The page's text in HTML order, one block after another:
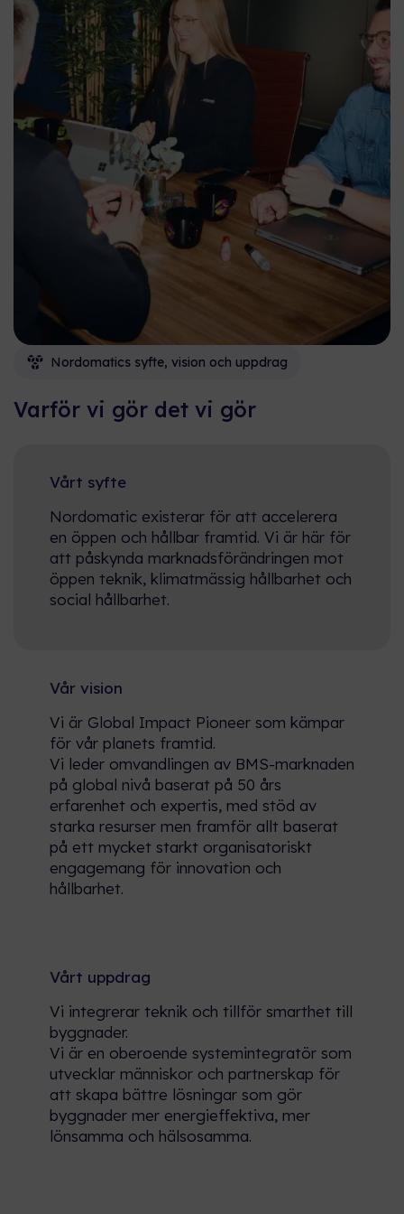
Nordomatics syfte, vision och uppdrag
Varför vi gör det vi gör
Vårt syfte
Nordomatic existerar för att accelerera
en öppen och hållbar framtid. Vi är här för
att påskynda marknadsförändringen mot
öppen teknik, klimatmässig hållbarhet och
social hållbarhet.
Vår vision
Vi är Global Impact Pioneer som kämpar
för vår planets framtid.
Vi leder omvandlingen av BMS-marknaden
på global nivå baserat på 50 års
erfarenhet och expertis, med stöd av
starka resurser men framför allt baserat
på ett mycket starkt organisatoriskt
engagemang för innovation och
hållbarhet.
Vårt uppdrag
Vi integrerar teknik och tillför smarthet till
byggnader.
Vi är en oberoende systemintegratör som
utvecklar människor och partnerskap för
att skapa bättre lösningar som gör
byggnader mer energieffektiva, mer
lönsamma och hälsosamma.